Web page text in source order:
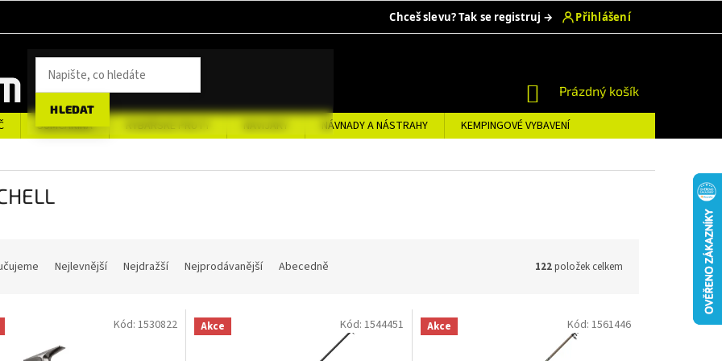
HLEDAT
NÁKUPNÍ
KOŠÍK
Prázdný košík
SUMCAŘINA RYBÁŘSKÉ PRUTY NAVIJÁKY NÁVNADY A NÁSTRAHY
KEMPINGOVÉ VYBAVENÍ
Nejlevnější Nejdražší Nejprodávanější Abecedně 122položek celkem
Kód: 1530822 Akce Kód: 1544451 Akce Kód: 1561446